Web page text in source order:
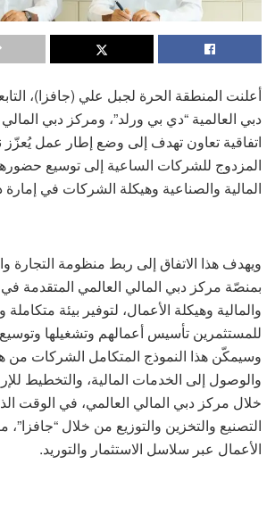
أعلنت المنطقة الحرة لجبل علي (جافزا)،
دبي العالمية “دي بي ورلد”، ومركز دبي
اتفاقية تعاون تهدف إلى وضع إطار عمل يُعزّز
المزدوج للشركات الساعية إلى توسيع
المالية والصناعية وهيكلة الشركات في إمارة
ويهدف هذا الاتفاق إلى ربط منظومة التجارة
بمنصّة مركز دبي المالي العالمي المتقدمة في
والمالية وهيكلة الأعمال، لتوفير بيئة
للمستثمرين تأسيس أعمالهم وتشغيلها
وسيمكّن هذا النموذج المتكامل الشركات من
والوصول إلى الخدمات المالية، والتخطيط
خلال مركز دبي المالي العالمي، في الوقت
التصنيع والتخزين والتوزيع من خلال “جافزا”،
الأعمال عبر سلاسل الاستثمار والتوريد.